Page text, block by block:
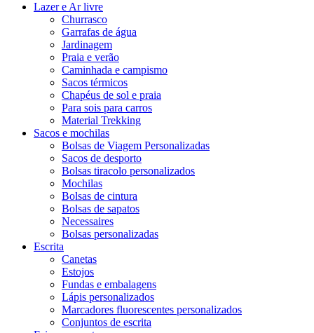
Lazer e Ar livre
Churrasco
Garrafas de água
Jardinagem
Praia e verão
Caminhada e campismo
Sacos térmicos
Chapéus de sol e praia
Para sois para carros
Material Trekking
Sacos e mochilas
Bolsas de Viagem Personalizadas
Sacos de desporto
Bolsas tiracolo personalizados
Mochilas
Bolsas de cintura
Bolsas de sapatos
Necessaires
Bolsas personalizadas
Escrita
Canetas
Estojos
Fundas e embalagens
Lápis personalizados
Marcadores fluorescentes personalizados
Conjuntos de escrita